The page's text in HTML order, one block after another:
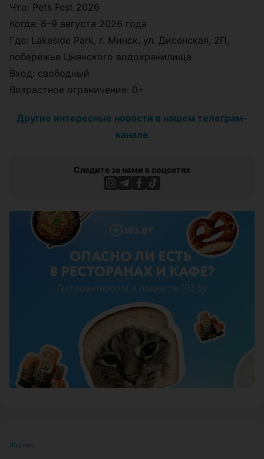
Что: Pets Fest 2026
Когда: 8–9 августа 2026 года
Где: Lakeside Park, г. Минск, ул. Дисенская, 2П,
побережье Цнянского водохранилища
Вход: свободный
Возрастное ограничение: 0+
Другие интересные новости в нашем телеграм-
канале
Следите за нами в соцсетях
Журнал